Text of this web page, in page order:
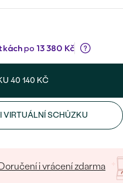
40 140 KČ
VIRTUÁLNÍ SCHŮZKU
i vrácení zdarma